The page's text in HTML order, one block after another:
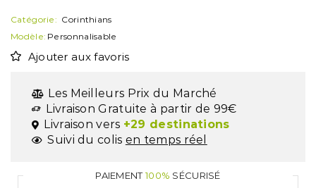
Catégorie: Corinthians
Modèle: Personnalisable
Ajouter aux favoris
Les Meilleurs Prix du Marché
Livraison Gratuite à partir de 99€
Livraison vers +29 destinations
Suivi du colis en temps réel
PAIEMENT100% SÉCURISÉ